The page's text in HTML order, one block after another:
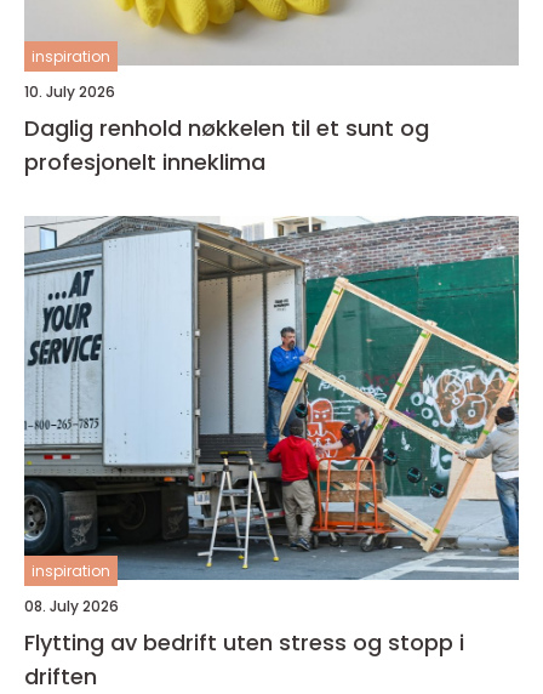
inspiration
10. July 2026
Daglig renhold nøkkelen til et sunt og
profesjonelt inneklima
inspiration
08. July 2026
Flytting av bedrift uten stress og stopp i
driften